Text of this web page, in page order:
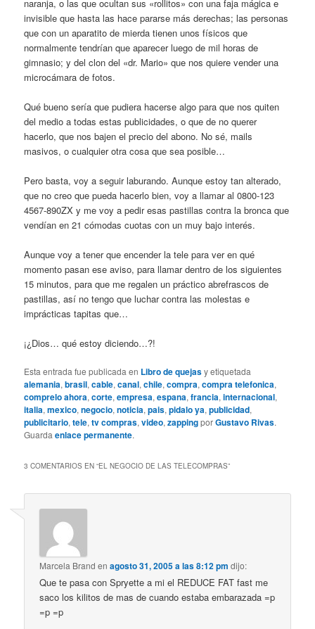
naranja, o las que ocultan sus «rollitos» con una faja mágica e
invisible que hasta las hace pararse más derechas; las personas
que con un aparatito de mierda tienen unos físicos que
normalmente tendrían que aparecer luego de mil horas de
gimnasio; y del clon del «dr. Mario» que nos quiere vender una
microcámara de fotos.
Qué bueno sería que pudiera hacerse algo para que nos quiten
del medio a todas estas publicidades, o que de no querer
hacerlo, que nos bajen el precio del abono. No sé, mails
masivos, o cualquier otra cosa que sea posible…
Pero basta, voy a seguir laburando. Aunque estoy tan alterado,
que no creo que pueda hacerlo bien, voy a llamar al 0800-123
4567-890ZX y me voy a pedir esas pastillas contra la bronca que
vendían en 21 cómodas cuotas con un muy bajo interés.
Aunque voy a tener que encender la tele para ver en qué
momento pasan ese aviso, para llamar dentro de los siguientes
15 minutos, para que me regalen un práctico abrefrascos de
pastillas, así no tengo que luchar contra las molestas e
imprácticas tapitas que…
¡¿Dios… qué estoy diciendo…?!
Esta entrada fue publicada en Libro de quejasy etiquetada
alemania,brasil,cable,canal,chile,compra,compra telefonica,
comprelo ahora,corte,empresa,espana,francia,internacional,
italia,mexico,negocio,noticia,pais,pidalo ya,publicidad,
publicitario,tele,tv compras,video,zappingporGustavo Rivas.
Guardaenlace permanente.
3 COMENTARIOS EN “EL NEGOCIO DE LAS TELECOMPRAS”
Marcela Brand enagosto 31, 2005 a las 8:12 pm dijo:
Que te pasa con Spryette a mi el REDUCE FAT fast me
saco los kilitos de mas de cuando estaba embarazada =p
=p =p